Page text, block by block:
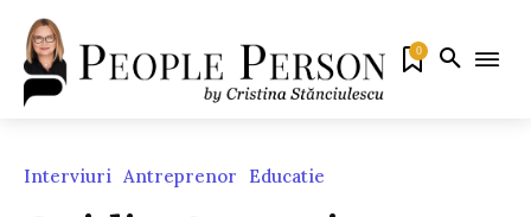
0
Interviuri Antreprenor Educatie